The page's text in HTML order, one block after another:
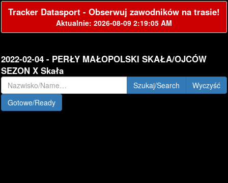
Tracker Datasport - Obserwuj zawodników na trasie!
Aktualnie: 2026-08-09 2:19:05 AM
2022-02-04 - PERŁY MAŁOPOLSKI SKAŁA/OJCÓW
SEZON X Skała
Szukaj/Search
Gotowe/Ready